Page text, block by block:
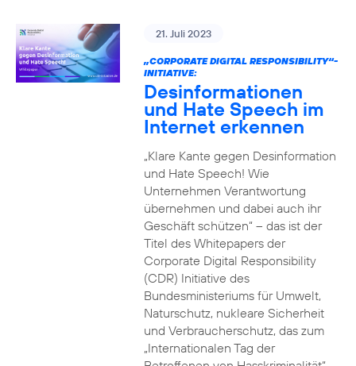
21. Juli 2023
„CORPORATE DIGITAL RESPONSIBILITY“-
INITIATIVE:
Desinformationen
und Hate Speech im
Internet erkennen
„Klare Kante gegen Desinformation
und Hate Speech! Wie
Unternehmen Verantwortung
übernehmen und dabei auch ihr
Geschäft schützen“ – das ist der
Titel des Whitepapers der
Corporate Digital Responsibility
(CDR) Initiative des
Bundesministeriums für Umwelt,
Naturschutz, nukleare Sicherheit
und Verbraucherschutz, das zum
„Internationalen Tag der